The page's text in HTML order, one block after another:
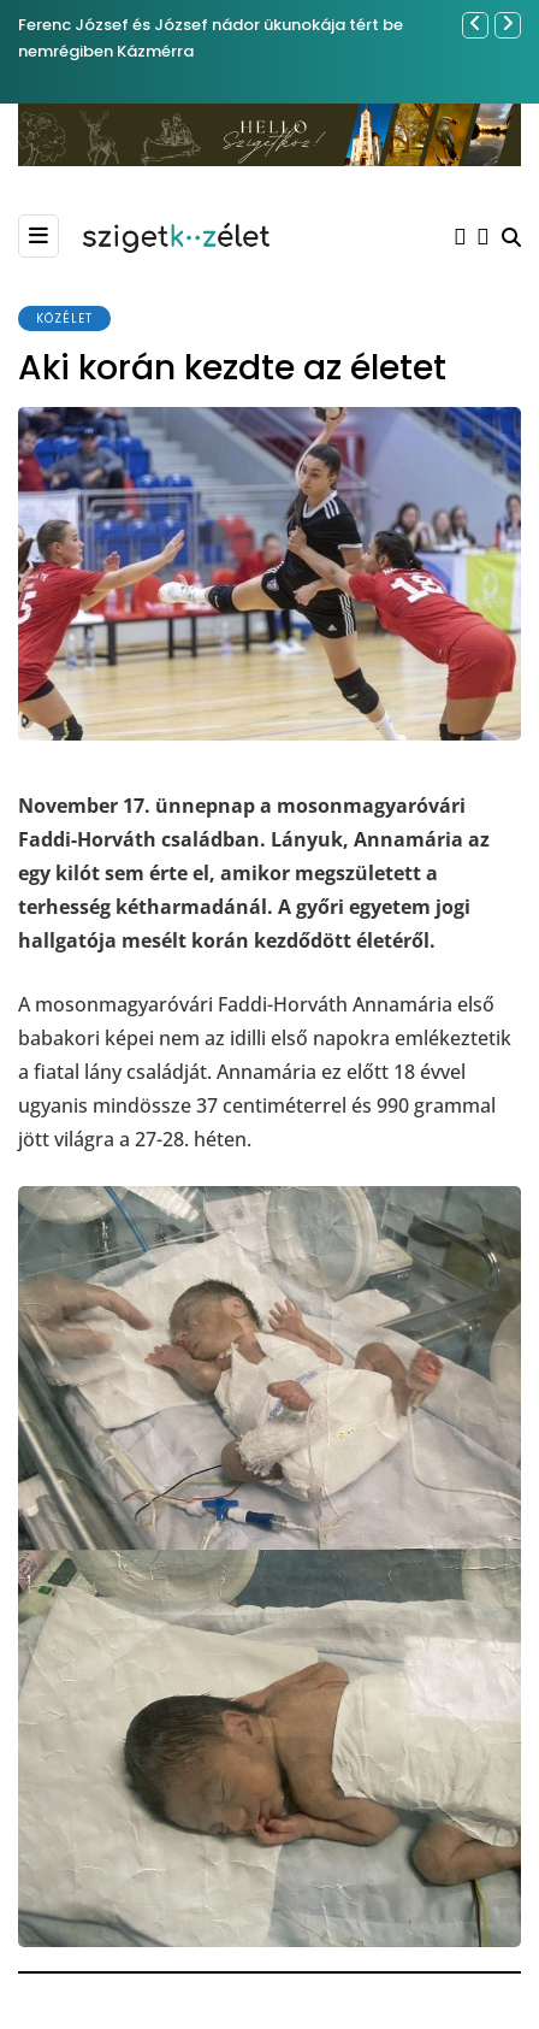
Ferenc József és József nádor ükunokája tért be
nemrégiben Kázmérra
Év
KÖZÉLET
Aki korán kezdte az életet
November 17. ünnepnap a mosonmagyaróvári
Faddi-Horváth családban. Lányuk, Annamária az
egy kilót sem érte el, amikor megszületett a
terhesség kétharmadánál. A győri egyetem jogi
hallgatója mesélt korán kezdődött életéről.
A mosonmagyaróvári Faddi-Horváth Annamária első
babakori képei nem az idilli első napokra emlékeztetik
a fiatal lány családját. Annamária ez előtt 18 évvel
ugyanis mindössze 37 centiméterrel és 990 grammal
jött világra a 27-28. héten.